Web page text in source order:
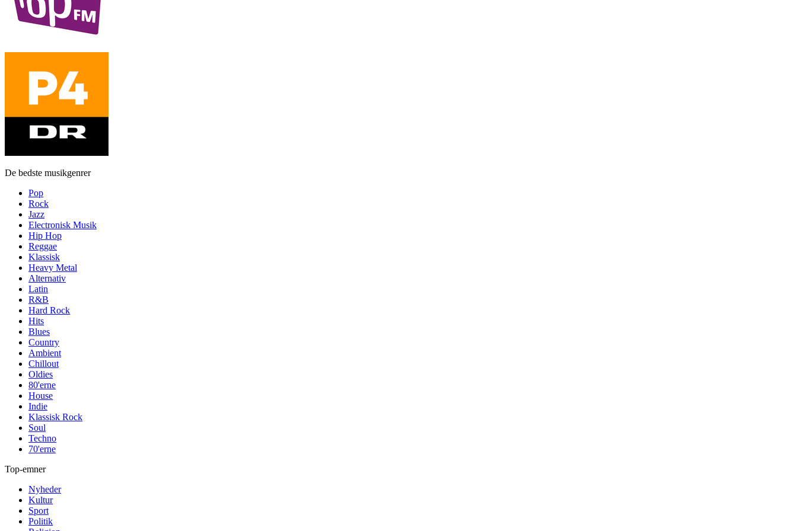
De bedste musikgenrer
Pop
Rock
Jazz
Electronisk Musik
Hip Hop
Reggae
Klassisk
Heavy Metal
Alternativ
Latin
R&B
Hard Rock
Hits
Blues
Country
Ambient
Chillout
Oldies
80'erne
House
Indie
Klassisk Rock
Soul
Techno
70'erne
Top-emner
Nyheder
Kultur
Sport
Politik